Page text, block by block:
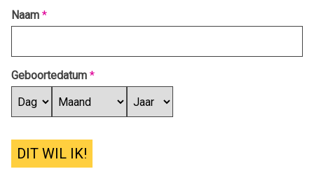
Naam *
Geboortedatum *
DIT WIL IK!